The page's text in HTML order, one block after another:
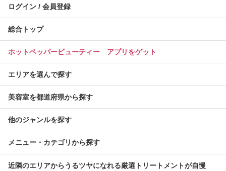
ログイン / 会員登録
総合トップ
ホットペッパービューティー アプリをゲット
エリアを選んで探す
美容室を都道府県から探す
他のジャンルを探す
メニュー・カテゴリから探す
近隣のエリアからうるツヤになれる厳選トリートメントが自慢